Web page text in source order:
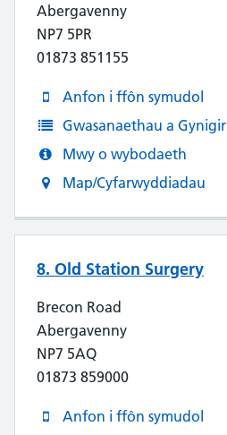
Abergavenny
NP7 5PR
01873 851155
Anfon i ffôn symudol
Gwasanaethau a Gynigir
Mwy o wybodaeth
Map/Cyfarwyddiadau
8. Old Station Surgery
Brecon Road
Abergavenny
NP7 5AQ
01873 859000
Anfon i ffôn symudol